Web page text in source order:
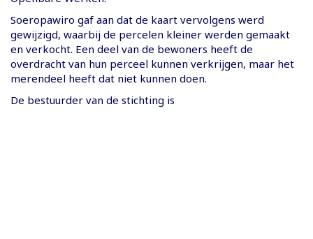
Soeropawiro gaf aan dat de kaart vervolgens werd
gewijzigd, waarbij de percelen kleiner werden gemaakt
en verkocht. Een deel van de bewoners heeft de
overdracht van hun perceel kunnen verkrijgen, maar het
merendeel heeft dat niet kunnen doen.
De bestuurder van de stichting is